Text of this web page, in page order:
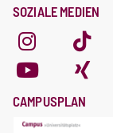
SOZIALE MEDIEN
CAMPUSPLAN